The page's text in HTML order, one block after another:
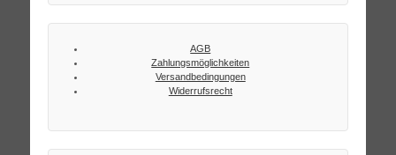
AGB
Zahlungsmöglichkeiten
Versandbedingungen
Widerrufsrecht